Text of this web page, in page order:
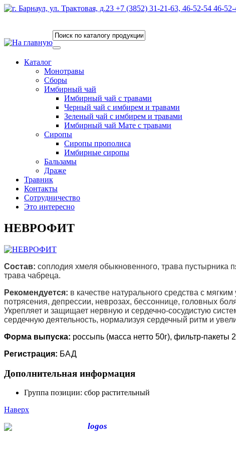
Каталог
Монотравы
Сборы
Имбирный чай
Имбирный чай с травами
Черный чай с имбирем и травами
Зеленый чай с имбирем и травами
Имбирный чай Мате с травами
Сиропы
Сиропы прополиса
Имбирные сиропы
Бальзамы
Драже
Травник
Контакты
Сотрудничество
Это интересно
НЕВРОФИТ
Состав: соплодия хмеля обыкновенного, трава пустырника
трава чабреца.
Рекомендуется: в качестве натурального средства с
потрясения, депрессии, неврозах, бессоннице, головных
Укрепляет и защищает нервную и сердечно-сосудистую
сердечную деятельность, нормализуя сердечный ритм и
Форма выпуска: россыпь (масса нетто 50г), фильтр-пакеты
Регистрация: БАД
Дополнительная информация
Группа позиции: сбор растительный
Наверх